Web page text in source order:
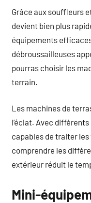
Grâce aux souffleurs
devient bien plus
équipements
débroussailleuses
pourras choisir les
terrain.
Les machines de
l’éclat. Avec
capables de traiter les
comprendre les
extérieur réduit le
Mini-